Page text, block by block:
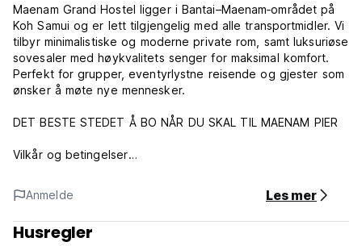
Maenam Grand Hostel ligger i Bantai–Maenam‑området på
Koh Samui og er lett tilgjengelig med alle transportmidler. Vi
tilbyr minimalistiske og moderne private rom, samt luksuriøse
sovesaler med høykvalitets senger for maksimal komfort.
Perfekt for grupper, eventyrlystne reisende og gjester som
ønsker å møte nye mennesker.
DET BESTE STEDET Å BO NÅR DU SKAL TIL MAENAM PIER
Vilkår og betingelser
INGEN FORHÅNDSBETALING KREVES
- Betaling ved innsjekk med kontanter eller kredittkort
- Minimumsalder for innsjekk: 18 år
- Barn er ikke tillatt i sovesaler
Anmelde Les mer
Husregler